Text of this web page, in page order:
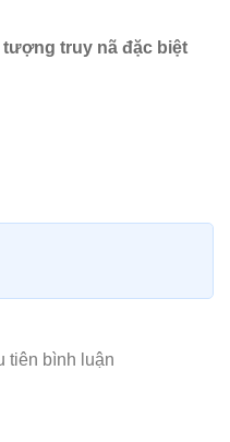
truy nã đặc biệt